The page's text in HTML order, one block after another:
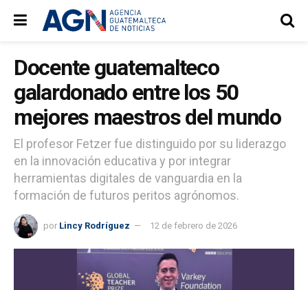
Docente guatemalteco
galardonado entre los 50
mejores maestros del mundo
El profesor Fetzer fue distinguido por su liderazgo
en la innovación educativa y por integrar
herramientas digitales de vanguardia en la
formación de futuros peritos agrónomos.
por Lincy Rodríguez 12 de febrero de 2026